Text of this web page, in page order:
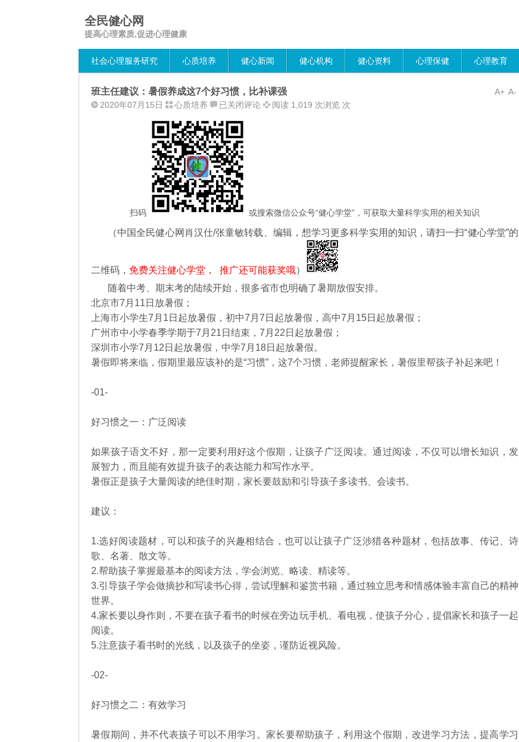
全民健心网
提高心理素质,促进心理健康
社会心理服务研究 心质培养 健心新闻 健心机构 健心资料 心理保健 心理教育
A-
A+
班主任建议：暑假养成这7个好习惯，比补课强
2020年07月15日 心质培养
班
任
建
议：
暑
假
养
成
7
习
惯，
补
课
强
已关闭评论 阅读 1,019 次浏览 次
扫码 或搜索微信公众号“健心学堂”，可获取大量科学实用的相关知识
（中国全民健心网肖汉仕/张童敏转载、编辑，想学习更多科学实用的知识，请扫一扫“健心学堂”的
二维码， 免费关注健心学堂， 推广还可能获奖哦）
随着中考、期末考的陆续开始，很多省市也明确了暑期放假安排。
北京市7月11日放暑假；
上海市小学生7月1日起放暑假，初中7月7日起放暑假，高中7月15日起放暑假；
广州市中小学春季学期于7月21日结束，7月22日起放暑假；
深圳市小学7月12日起放暑假，中学7月18日起放暑假。
暑假即将来临，假期里最应该补的是“习惯”，这7个习惯，老师提醒家长，暑假里帮孩子补起来吧！
-01-
好习惯之一：广泛阅读
如果孩子语文不好，那一定要利用好这个假期，让孩子广泛阅读。通过阅读，不仅可以增长知识，发
展智力，而且能有效提升孩子的表达能力和写作水平。
暑假正是孩子大量阅读的绝佳时期，家长要鼓励和引导孩子多读书、会读书。
建议：
1.选好阅读题材，可以和孩子的兴趣相结合，也可以让孩子广泛涉猎各种题材，包括故事、传记、诗
歌、名著、散文等。
2.帮助孩子掌握最基本的阅读方法，学会浏览、略读、精读等。
3.引导孩子学会做摘抄和写读书心得，尝试理解和鉴赏书籍，通过独立思考和情感体验丰富自己的精神
世界。
4.家长要以身作则，不要在孩子看书的时候在旁边玩手机、看电视，使孩子分心，提倡家长和孩子一起
阅读。
5.注意孩子看书时的光线，以及孩子的坐姿，谨防近视风险。
-02-
好习惯之二：有效学习
暑假期间，并不代表孩子可以不用学习。家长要帮助孩子，利用这个假期，改进学习方法，提高学习